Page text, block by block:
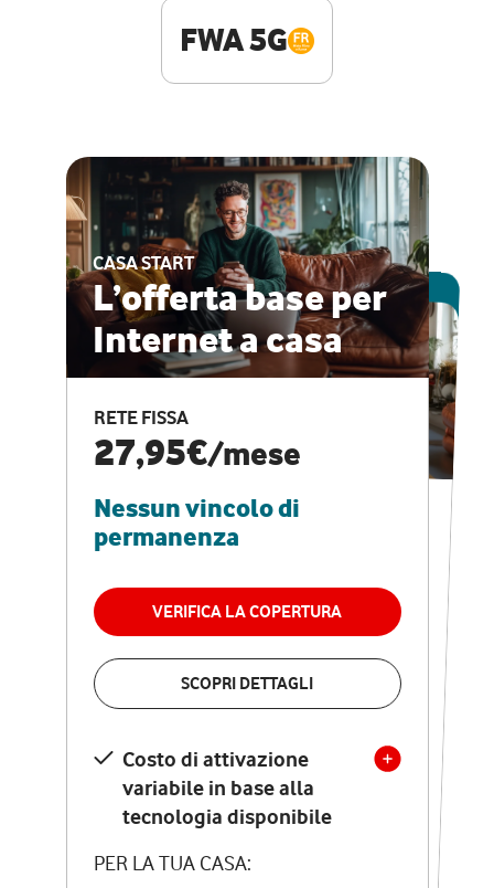
FWA 5G
CASA START
L’offerta base per
Internet a casa
RETE FISSA
27,95€/mese
Nessun vincolo di
permanenza
VERIFICA LA COPERTURA
SCOPRI DETTAGLI
Costo di attivazione
variabile in base alla
tecnologia disponibile
PER LA TUA CASA:
ESCLUSIVA ONLINE
CASA PRO
Internet veloce e
vantaggi speciali
RETE FISSA + VODAFONE CLUB
29,95€
permanenza
VERIFICA LA COPERTURA
Costo di attivazione
variabile in base alla
tecnologia disponibile
PER LA TUA CASA: